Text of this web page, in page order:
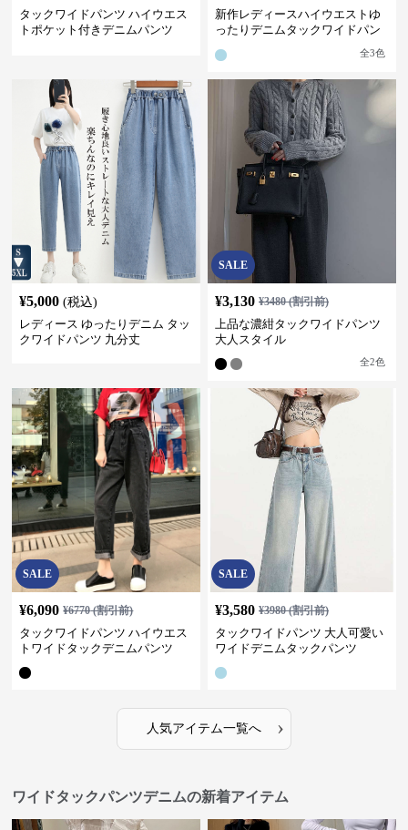
タックワイドパンツ ハイウエス
トポケット付きデニムパンツ
新作レディースハイウエストゆ
ったりデニムタックワイドパン
全3色
¥5,000 (税込)
レディース ゆったりデニム タッ
クワイドパンツ 九分丈
SALE
¥3,130 ¥3480(割引前)
上品な濃紺タックワイドパンツ
大人スタイル
全2色
SALE
¥6,090 ¥6770(割引前)
タックワイドパンツ ハイウエス
トワイドタックデニムパンツ
SALE
¥3,580 ¥3980(割引前)
タックワイドパンツ 大人可愛い
ワイドデニムタックパンツ
人気アイテム一覧へ ›
ワイドタックパンツデニムの新着アイテム